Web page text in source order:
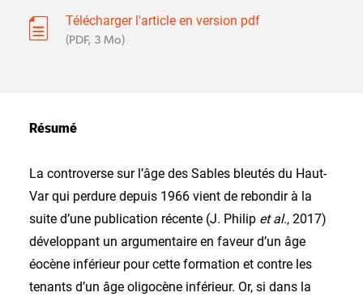
Télécharger l'article en version pdf
(PDF, 3 Mo)
Résumé
La controverse sur l’âge des Sables bleutés du Haut-
Var qui perdure depuis 1966 vient de rebondir à la
suite d’une publication récente (J. Philip et al., 2017)
développant un argumentaire en faveur d’un âge
éocène inférieur pour cette formation et contre les
tenants d’un âge oligocène inférieur. Or, si dans la